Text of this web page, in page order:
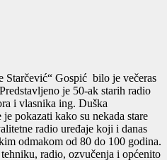
Starčević“ Gospić bilo je večeras
je 50-ak starih radio
i vlasnika ing. Duška
pokazati kako su nekada stare
radio uređaje koji i danas
odmakom od 80 do 100 godina.
radio, ozvučenja i općenito